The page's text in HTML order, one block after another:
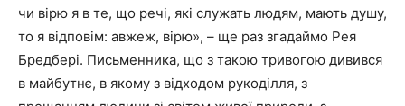
чи вірю я в те, що речі, які служать людям, мають душу,
то я відповім: авжеж, вірю», – ще раз згадаймо Рея
Бредбері. Письменника, що з такою тривогою дивився
в майбутнє, в якому з відходом рукоділля, з